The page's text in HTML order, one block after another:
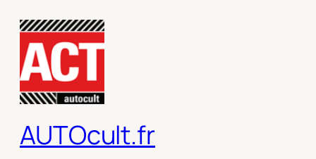
contenu
AUTOcult.fr